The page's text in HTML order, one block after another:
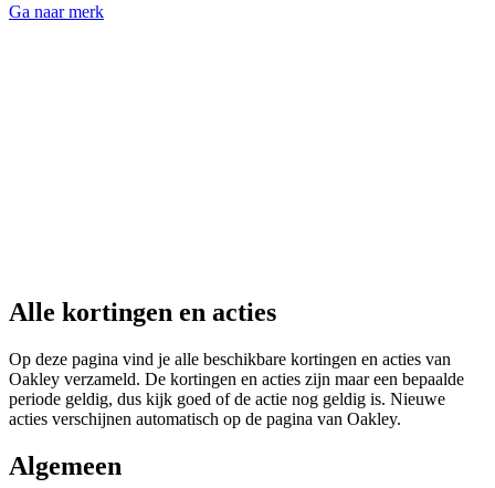
Ga naar merk
Alle kortingen en acties
Op deze pagina vind je alle beschikbare kortingen en acties van
Oakley verzameld. De kortingen en acties zijn maar een bepaalde
periode geldig, dus kijk goed of de actie nog geldig is. Nieuwe
acties verschijnen automatisch op de pagina van Oakley.
Algemeen